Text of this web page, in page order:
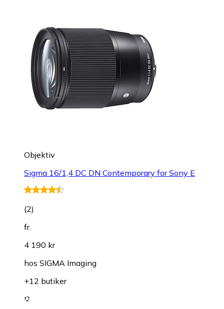
Objektiv
Sigma 16/1,4 DC DN Contemporary for Sony E
(2)
fr.
4 190 kr
hos SIGMA Imaging
+12 butiker